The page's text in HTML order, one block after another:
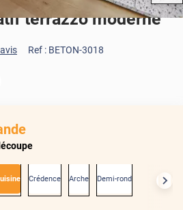
terrazzo moderne
Ref : BETON-3018
Crédence Arche Demi-rond